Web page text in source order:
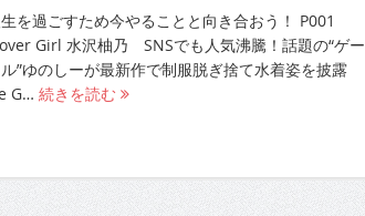
を過ごすため今やることと向き合おう！ P001
Girl 水沢柚乃 SNSでも人気沸騰！話題の“ゲー
”ゆのしーが最新作で制服脱ぎ捨て水着姿を披露
G… 続きを読む